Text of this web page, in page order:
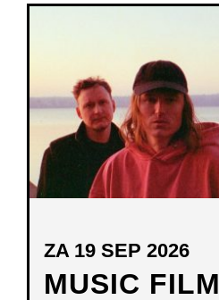
MUSIC FILM
ZA 19 SEP 2026